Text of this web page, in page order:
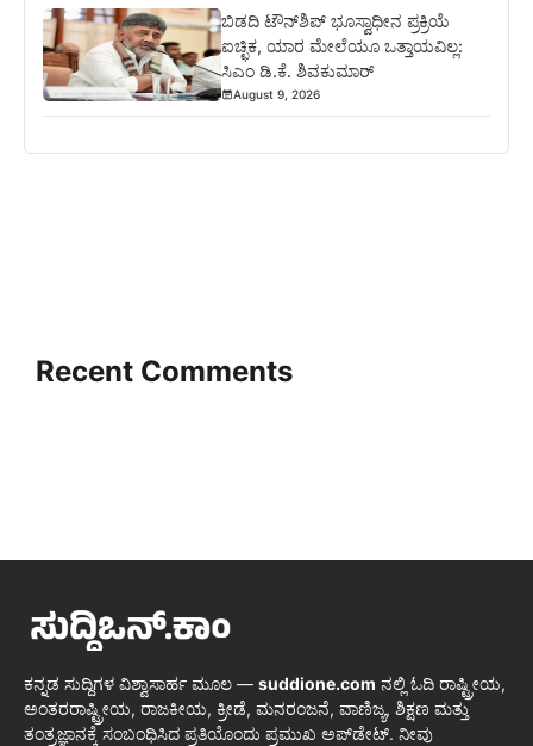
ಬಿಡದಿ ಟೌನ್‌ಶಿಪ್‌ ಭೂಸ್ವಾಧೀನ ಪ್ರಕ್ರಿಯೆ
ಐಚ್ಛಿಕ, ಯಾರ ಮೇಲೆಯೂ ಒತ್ತಾಯವಿಲ್ಲ:
ಸಿಎಂ ಡಿ.ಕೆ. ಶಿವಕುಮಾರ್
August 9, 2026
Recent Comments
ಕನ್ನಡ ಸುದ್ದಿಗಳ ವಿಶ್ವಾಸಾರ್ಹ ಮೂಲ — suddione.com ನಲ್ಲಿ ಓದಿ ರಾಷ್ಟ್ರೀಯ,
ಅಂತರರಾಷ್ಟ್ರೀಯ, ರಾಜಕೀಯ, ಕ್ರೀಡೆ, ಮನರಂಜನೆ, ವಾಣಿಜ್ಯ, ಶಿಕ್ಷಣ ಮತ್ತು
ತಂತ್ರಜ್ಞಾನಕ್ಕೆ ಸಂಬಂಧಿಸಿದ ಪ್ರತಿಯೊಂದು ಪ್ರಮುಖ ಅಪ್‌ಡೇಟ್. ನೀವು